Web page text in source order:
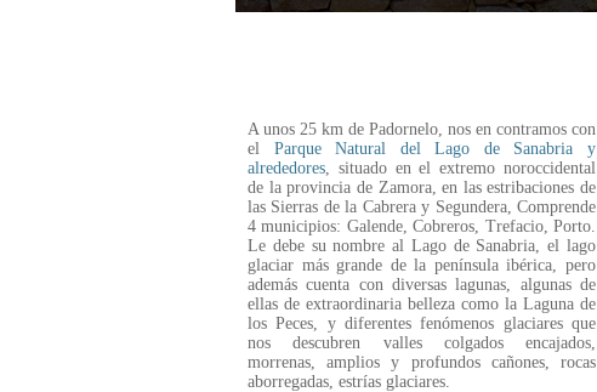
A unos 25 km de Padornelo, nos en contramos con
el Parque Natural del Lago de Sanabria y
alrededores, situado en el extremo noroccidental
de la provincia de Zamora, en las estribaciones de
las Sierras de la Cabrera y Segundera, Comprende
4 municipios: Galende, Cobreros, Trefacio, Porto.
Le debe su nombre al Lago de Sanabria, el lago
glaciar más grande de la península ibérica, pero
además cuenta con diversas lagunas, algunas de
ellas de extraordinaria belleza como la Laguna de
los Peces, y diferentes fenómenos glaciares que
nos descubren valles colgados encajados,
morrenas, amplios y profundos cañones, rocas
aborregadas, estrías glaciares.